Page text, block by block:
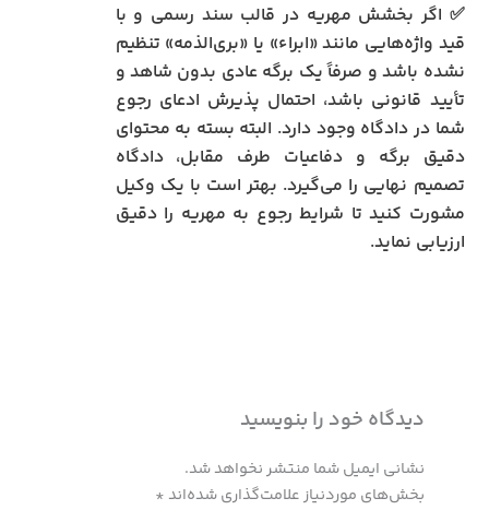
✅ اگر بخشش مهریه در قالب سند رسمی و با
قید واژه‌هایی مانند «ابراء» یا «بری‌الذمه» تنظیم
نشده باشد و صرفاً یک برگه عادی بدون شاهد و
تأیید قانونی باشد، احتمال پذیرش ادعای رجوع
شما در دادگاه وجود دارد. البته بسته به محتوای
دقیق برگه و دفاعیات طرف مقابل، دادگاه
تصمیم نهایی را می‌گیرد. بهتر است با یک وکیل
مشورت کنید تا شرایط رجوع به مهریه را دقیق
ارزیابی نماید.
دیدگاه‌ خود را بنویسید
نشانی ایمیل شما منتشر نخواهد شد.
بخش‌های موردنیاز علامت‌گذاری شده‌اند *